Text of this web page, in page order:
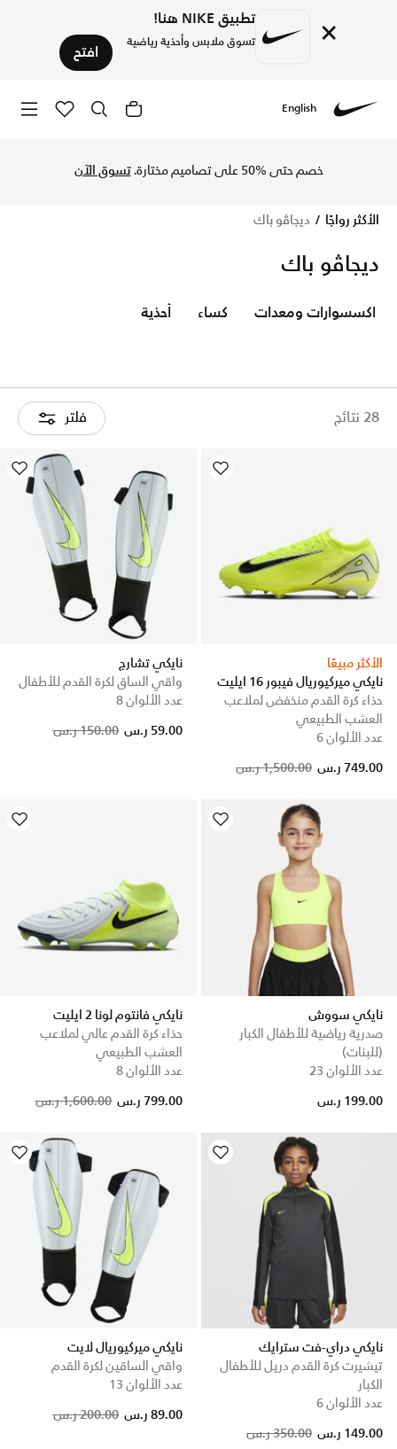
× تطبيق NIKE هنا!
تسوق ملابس وأحذية رياضية افتح
English
خصم حتى %50 على تصاميم مختارة. تسوق الآن
الأكثر رواجًا ديجاڤو باك
ديجاڤو باك
28 نتائج فلتر
اكسسوارات ومعدات كساء أحذية
الأكثر مبيعًا
نايكي ميركيوريال فيبور 16 ايليت
حذاء كرة القدم منخفض لملاعب
العشب الطبيعي
عدد الألوان 6
Price reduced from
1,500.00 ر.س to 749.00 ر.س
نايكي تشارج
واقي الساق لكرة القدم للأطفال
عدد الألوان 8
Price reduced from
150.00 ر.س to 59.00 ر.س
نايكي سووش
صدرية رياضية للأطفال الكبار
(للبنات)
عدد الألوان 23
199.00 ر.س
نايكي فانتوم لونا 2 ايليت
حذاء كرة القدم عالي لملاعب
العشب الطبيعي
عدد الألوان 8
Price reduced from
1,600.00 ر.س to 799.00 ر.س
نايكي دراي-فت سترايك
تيشيرت كرة القدم دريل للأطفال
الكبار
عدد الألوان 6
Price reduced from
350.00 ر.س to 149.00 ر.س
نايكي ميركيوريال لايت
واقي الساقين لكرة القدم
عدد الألوان 13
Price reduced from
200.00 ر.س to 89.00 ر.س